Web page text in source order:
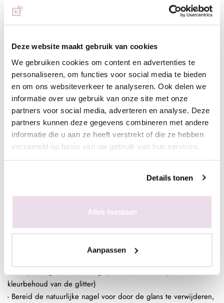
Deze website maakt gebruik van cookies
We gebruiken cookies om content en advertenties te
personaliseren, om functies voor social media te bieden
en om ons websiteverkeer te analyseren. Ook delen we
informatie over uw gebruik van onze site met onze
partners voor social media, adverteren en analyse. Deze
partners kunnen deze gegevens combineren met andere
informatie die u aan ze heeft verstrekt of die ze hebben
verzameld op basis van uw gebruik van hun services.
Details tonen
Alles toestaan
Aanpassen
- Verdeel het pigment mooi egaal en dekkend over de nagels
- Maak een bolling en seal het pigment helemaal af met clear
- Vijl de kunstnagel in model
shine of glossy top
In de plaklaag van de gekleurde gelpolish
- Bereid de natuurlijke nagel voor door de glans te verwijderen,
dehydrateren met magic prep en de ultrabond aan te brengen
- Breng de rubber base, superbond base gel, of Be Jeweled
base/top aan
- Kies een gelpolish naar wens, breng deze 2 dunne lagen aan
- Pak met de fluffy brush een kleine hoeveelheid pigment op en
- Aflakken met topcoat (voor de natuurlijke nagels Be Jeweled
base/top of next top, kunstnagels high shine, glossy top of next
kleurbehoud van de glitter)
- Bereid de natuurlijke nagel voor door de glans te verwijderen,